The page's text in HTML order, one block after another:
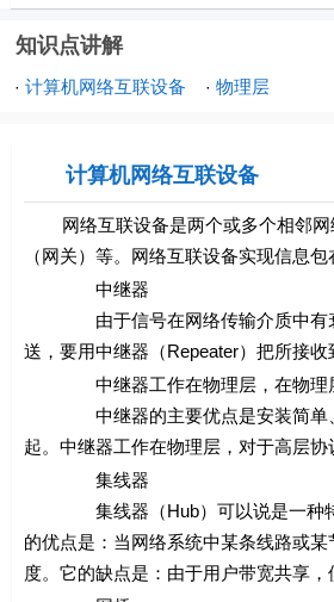
知识点讲解
· 计算机网络互联设备 · 物理层
计算机网络互联设备
网络互联设备是两个或多个相邻网
（网关）等。网络互联设备实现信息
中继器
由于信号在网络传输介质中有衰减
送，要用中继器（Repeater）把所接
中继器工作在物理层，在物理层实
中继器的主要优点是安装简单、使
起。中继器工作在物理层，对于高层协
集线器
集线器（Hub）可以说是一种特殊
的优点是：当网络系统中某条线路或
度。它的缺点是：由于用户带宽共享